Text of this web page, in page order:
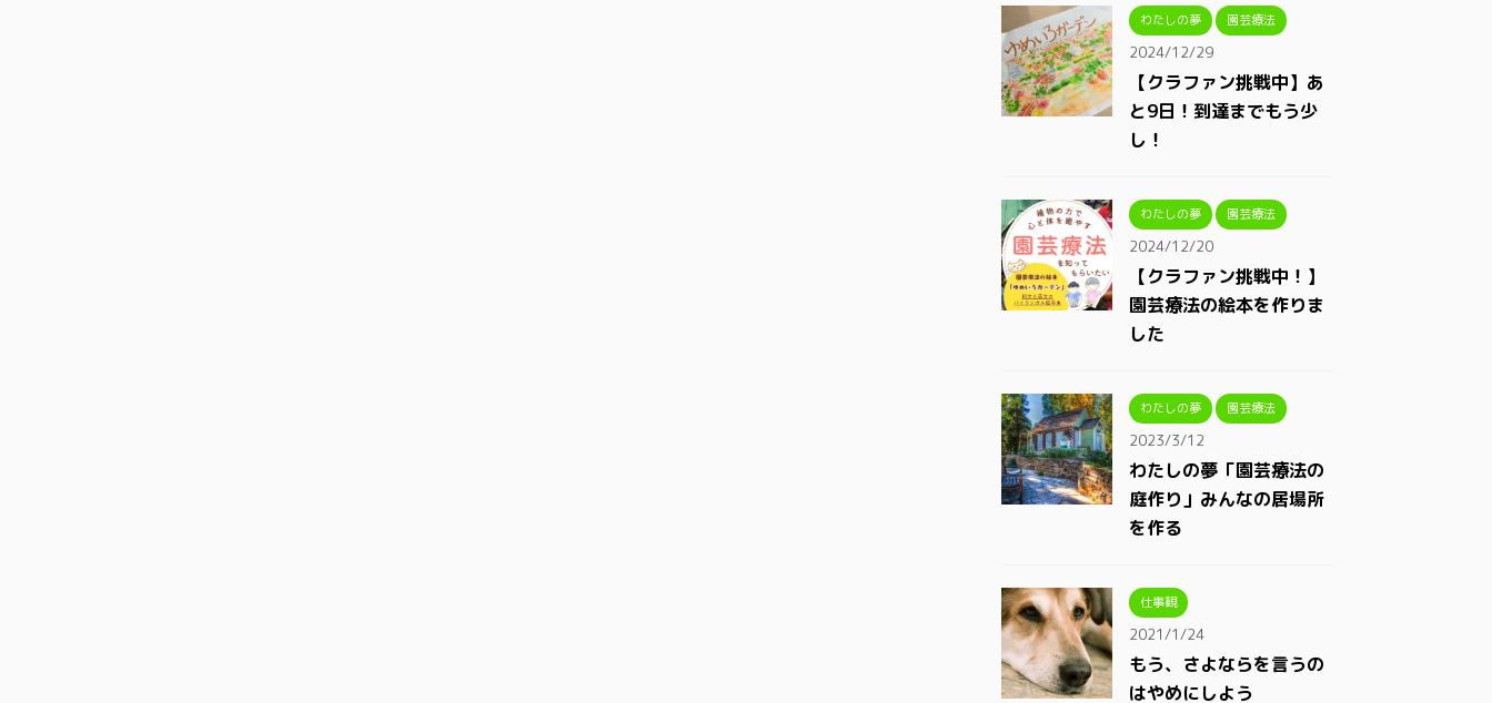
わたしの夢 園芸療法
2024/12/29
【クラファン挑戦中】あ
と9日！到達までもう少
し！
わたしの夢 園芸療法
2024/12/20
【クラファン挑戦中！】
園芸療法の絵本を作りま
した
わたしの夢 園芸療法
2023/3/12
わたしの夢「園芸療法の
庭作り」みんなの居場所
を作る
仕事観
2021/1/24
もう、さよならを言うの
はやめにしよう